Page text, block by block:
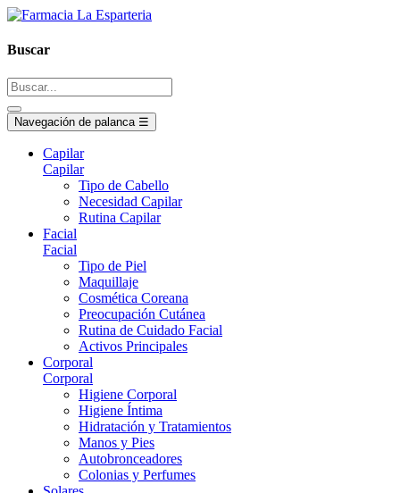
Buscar
Navegación de palanca ☰
Capilar
Capilar
Tipo de Cabello
Necesidad Capilar
Rutina Capilar
Facial
Facial
Tipo de Piel
Maquillaje
Cosmética Coreana
Preocupación Cutánea
Rutina de Cuidado Facial
Activos Principales
Corporal
Corporal
Higiene Corporal
Higiene Íntima
Hidratación y Tratamientos
Manos y Pies
Autobronceadores
Colonias y Perfumes